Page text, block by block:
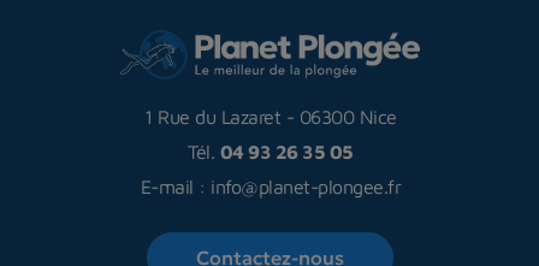
1 Rue du Lazaret - 06300 Nice
Tél. 04 93 26 35 05
E-mail : info@planet-plongee.fr
Contactez-nous